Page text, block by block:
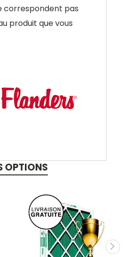
correspondent pas
produit que vous
OPTIONS